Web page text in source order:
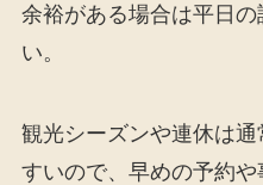
余裕がある場合は平日
い。
観光シーズンや連休は
すいので、早めの予約